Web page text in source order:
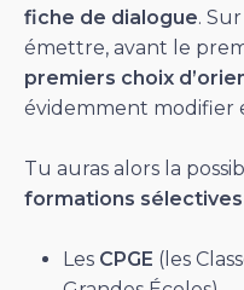
fiche de dialogue.
émettre, avant le
premiers choix
évidemment modifier
Tu auras alors la
formations sélectives
Les CPGE (les